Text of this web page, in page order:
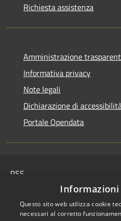
Richiesta assistenza
Amministrazione
Informativa privacy
Note legali
Dichiarazione di
Portale Opendata
RSS
Cookie
Informazioni
Questo sito web utilizza cookie
necessari al corretto